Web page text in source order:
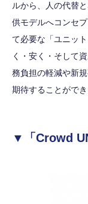
ルから、人の代替
供モデルへコンセ
て必要な「ユニッ
く・安く・そして
務負担の軽減や新
期待することができ
▼「Crowd